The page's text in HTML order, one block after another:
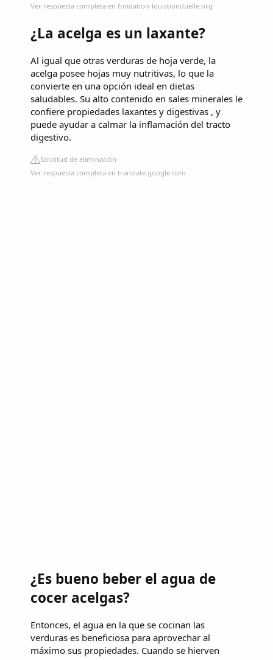
Ver respuesta completa en fondation-louisbonduelle.org
¿La acelga es un laxante?
Al igual que otras verduras de hoja verde, la
acelga posee hojas muy nutritivas, lo que la
convierte en una opción ideal en dietas
saludables. Su alto contenido en sales minerales le
confiere propiedades laxantes y digestivas , y
puede ayudar a calmar la inflamación del tracto
digestivo.
Solicitud de eliminación
Ver respuesta completa en translate.google.com
¿Es bueno beber el agua de
cocer acelgas?
Entonces, el agua en la que se cocinan las
verduras es beneficiosa para aprovechar al
máximo sus propiedades. Cuando se hierven